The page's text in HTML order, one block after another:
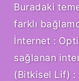
Buradaki
farklı
İnternet :
sağlanan
(Bitkisel Lif) :